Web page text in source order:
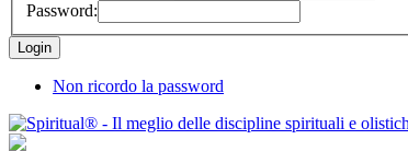
Password:
Non ricordo la password